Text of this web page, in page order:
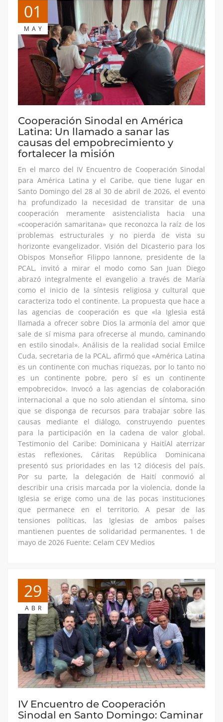
01
MAY
Cooperación Sinodal en América
Latina: Un llamado a sanar las
causas del empobrecimiento y
fortalecer la misión
En el marco del IV Encuentro de Cooperación Sinodal
para América Latina y el Caribe, que tiene lugar en
Santo Domingo del 28 al 30 de abril de 2026, el evento
ha profundizado la necesidad de transitar de una
cooperación meramente asistencialista hacia una
«cooperación samaritana» que reconozca la raíz de los
problemas estructurales y no pierda de vista su
horizonte evangelizador.​ Visión del Dicasterio para los
Obispos Monseñor Filippo Iannone, presidente de la
PCAL, invitó a mirar el modo como San Juan Diego
abrazó integralmente el evangelio a través de María
como el inicio de la síntesis religiosa y cultural que
caracteriza todo el continente. La propuesta que hace a
las agencias de cooperación es que «la Iglesia está
llamada a ofrecer sobre Dios la armonía del amor que
sale de sí misma para ofrecerse al mundo, caminando
en estilo sinodal».​ Análisis de la realidad social Emilce
Cuda, secretaria de la PCAL, afirmó que «América Latina
es un continente con muchas riquezas, por lo tanto no
es un continente pobre, pero sí es un continente
empobrecido». Invocó a las agencias de colaboración
internacional a que no solo atiendan el síntoma, sino
que se disponga de recursos para trabajar sobre las
causas mediante el diálogo, construyendo puentes
para la participación en la cadena de valor global.
Testimonio del Caribe: Dominicana y HaitíAl aterrizar
estas reflexiones, Cáritas República Dominicana
presentó sus prioridades en las 12 diócesis del país.
Por su parte, la delegación de Haití conmovió al
describir una crisis marcada por la violencia, donde la
Iglesia se erige como una de las pocas instituciones
que permanece en el territorio. A pesar de las
tensiones políticas, las Iglesias de ambos países
mantienen puentes de solidaridad permanentes. 1 de
mayo de 2026 Fuente: Celam CEV Medios
29
ABR
IV Encuentro de Cooperación
Sinodal en Santo Domingo: Caminar